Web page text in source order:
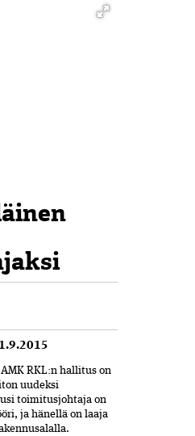
RKL:n hallitus on
uudeksi
toimitusjohtaja on
ja hänellä on laaja